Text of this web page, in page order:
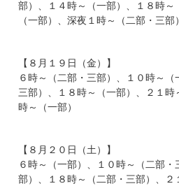
部）、１４時～（一部）、１８時～
（一部）、深夜１時～（二部・三部）
【８月１９日（金）】
６時～（二部・三部）、１０時～（
三部）、１８時～（一部）、２１時
時～（一部）
【８月２０日（土）】
６時～（一部）、１０時～（二部
部）、１８時～（二部・三部）、